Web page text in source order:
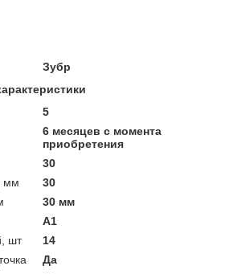
Зубр
5
6 месяцев с момента
приобретения
30
мм
30
30 мм
А1
шт
14
Да